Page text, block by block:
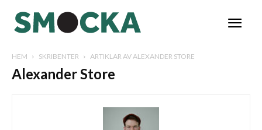
HEM SKRIBENTER ARTIKLAR AV ALEXANDER STORE
Alexander Store